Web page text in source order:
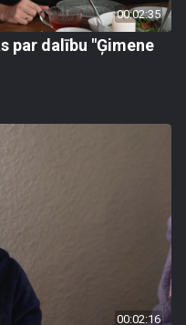
00:02:35
par dalību "Ģimene
00:02:16